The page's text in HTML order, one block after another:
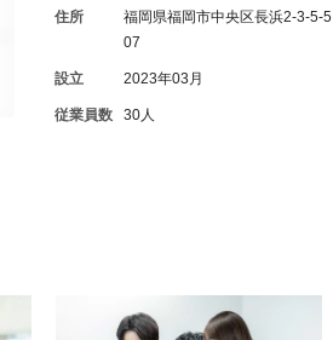
住所
福岡県福岡市中央区長浜2-3-5-5
07
設立 2023年03月
従業員数 30人